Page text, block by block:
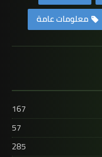
معلومات عامة
167
57
285